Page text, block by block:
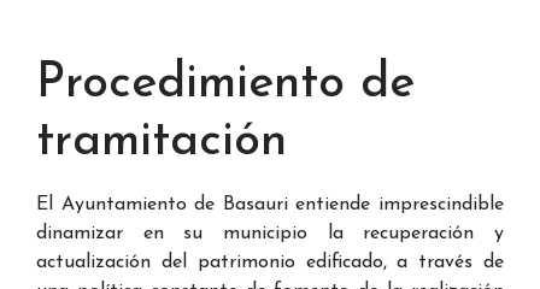
Procedimiento de
tramitación
El Ayuntamiento de Basauri entiende imprescindible
dinamizar en su municipio la recuperación y
actualización del patrimonio edificado, a través de